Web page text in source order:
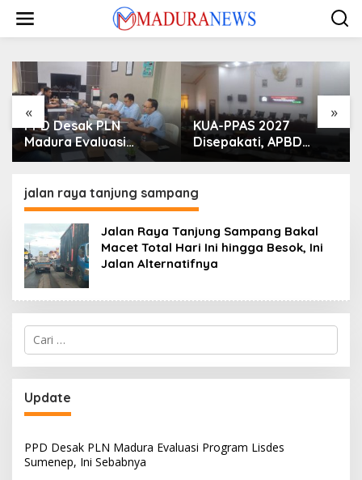
konten
« »
PPD Desak PLN
Madura Evaluasi
Program Lisdes
KUA-PPAS 2027
Disepakati, APBD
Sampang Defisit Rp
jalan raya tanjung sampang
Jalan Raya Tanjung Sampang Bakal
Macet Total Hari Ini hingga Besok, Ini
Jalan Alternatifnya
Cari
untuk:
Update
PPD Desak PLN Madura Evaluasi Program Lisdes
Sumenep, Ini Sebabnya